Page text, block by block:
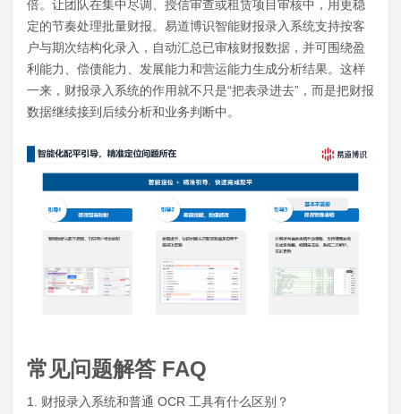
倍。让团队在集中尽调、授信审查或租赁项目审核中，用更稳
定的节奏处理批量财报。易道博识智能财报录入系统支持按客
户与期次结构化录入，自动汇总已审核财报数据，并可围绕盈
利能力、偿债能力、发展能力和营运能力生成分析结果。这样
一来，财报录入系统的作用就不只是“把表录进去”，而是把财报
数据继续接到后续分析和业务判断中。
常见问题解答 FAQ
1. 财报录入系统和普通 OCR 工具有什么区别？